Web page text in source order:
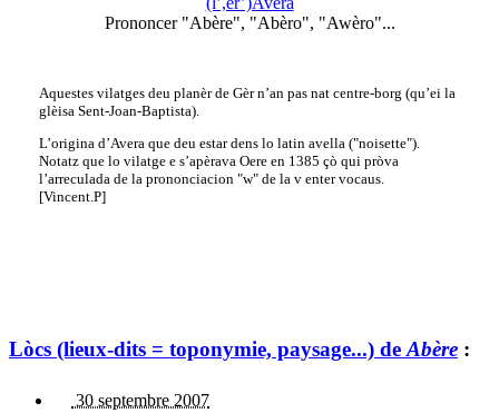
Prononcer "Abère", "Abèro", "Awèro"...
Aquestes vilatges deu planèr de Gèr n’an pas nat centre-borg (qu’ei la
glèisa Sent-Joan-Baptista).
L’origina d’Avera que deu estar dens lo latin avella ("noisette").
Notatz que lo vilatge e s’apèrava Oere en 1385 çò qui pròva
l’arreculada de la prononciacion "w" de la v enter vocaus.
[Vincent.P]
Lòcs (lieux-dits = toponymie, paysage...) de Abère :
30 septembre 2007